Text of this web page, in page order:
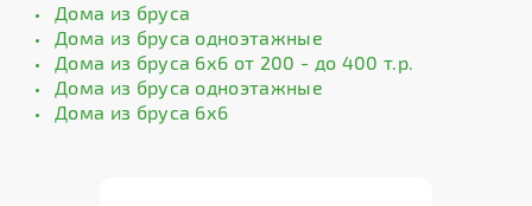
Дома из бруса
Дома из бруса одноэтажные
Дома из бруса 6х6 от 200 - до 400 т.р.
Дома из бруса одноэтажные
Дома из бруса 6х6